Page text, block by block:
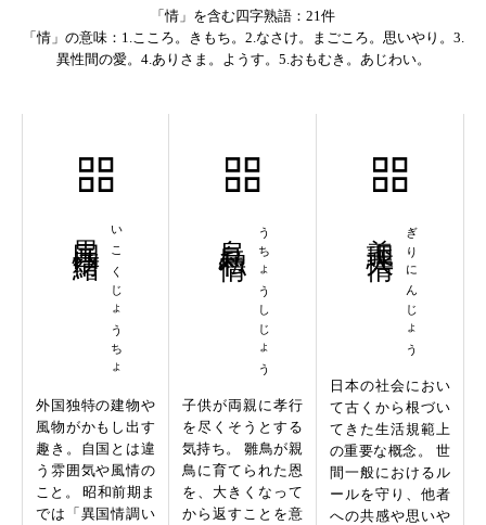
「情」を含む四字熟語：21件
「情」の意味：1.こころ。きもち。2.なさけ。まごころ。思いやり。3.
異性間の愛。4.ありさま。ようす。5.おもむき。あじわい。
いこくじょうちょ
外国独特の建物や
風物がかもし出す
趣き。自国とは違
う雰囲気や風情の
こと。 昭和前期ま
では「異国情調い
うちょうしじょう
子供が両親に孝行
を尽くそうとする
気持ち。 雛鳥が親
鳥に育てられた恩
を、大きくなって
から返すことを意
ぎりにんじょう
日本の社会におい
て古くから根づい
てきた生活規範上
の重要な概念。 世
間一般におけるル
ールを守り、他者
への共感や思いや